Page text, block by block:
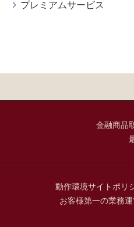
プレミアムサービス
金融商品
動作環境サイトポリ
お客様第一の業務